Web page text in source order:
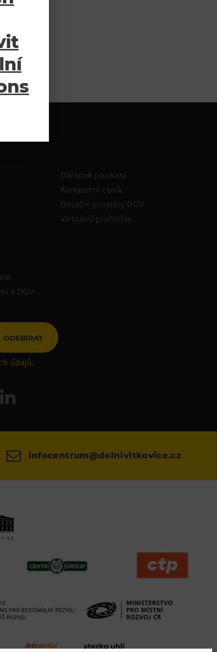
v DOV
Dárkové poukazy
Kompletní ceník
Dotační projekty DOV
Virtuální prohlídky
ODEBÍRAT
údajů.
infocentrum@dolnivitkovice.cz